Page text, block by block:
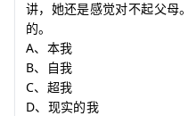
讲，她还是感觉对不起父母
的。
A、本我
B、自我
C、超我
D、现实的我